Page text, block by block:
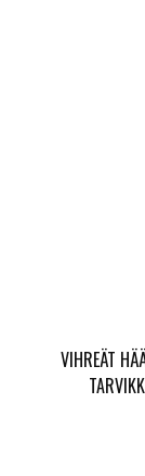
VIHREÄT